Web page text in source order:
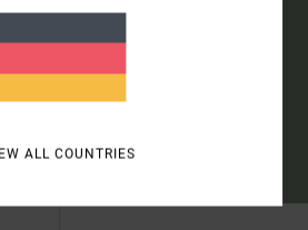
MAIL
ALL COUNTRIES